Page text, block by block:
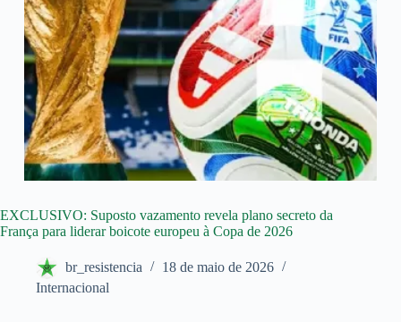
EXCLUSIVO: Suposto vazamento revela plano secreto da
França para liderar boicote europeu à Copa de 2026
br_resistencia
18 de maio de 2026
Internacional